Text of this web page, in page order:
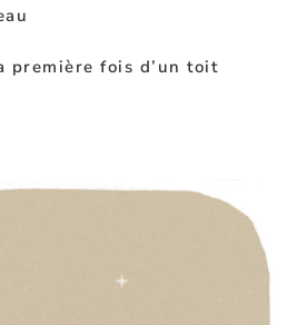
première fois d’un toit